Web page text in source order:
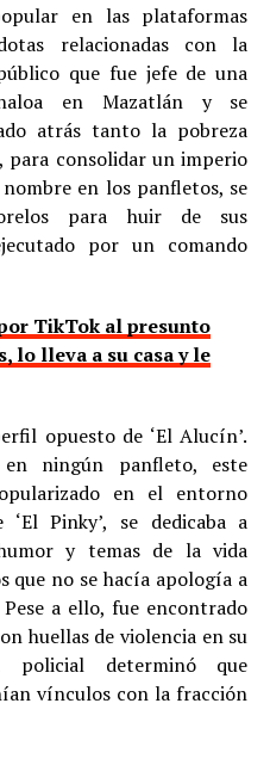
en las plataformas
relacionadas con la
que fue jefe de una
en Mazatlán y se
atrás tanto la pobreza
para consolidar un imperio
en los panfletos, se
para huir de sus
por un comando
TikTok al presunto
lo lleva a su casa y le
opuesto de ‘El Alucín’.
ningún panfleto, este
en el entorno
Pinky’, se dedicaba a
y temas de la vida
que no se hacía apología a
a ello, fue encontrado
huellas de violencia en su
policial determinó que
vínculos con la fracción